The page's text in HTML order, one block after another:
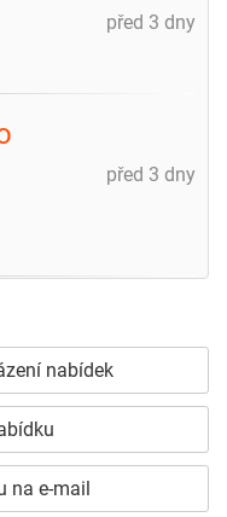
před 3 dny
před 3 dny
nabídek
na e-mail